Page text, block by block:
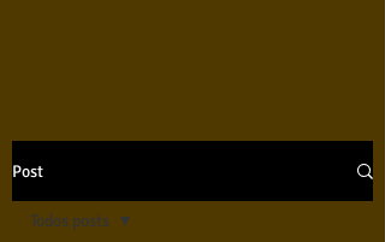
Post
Todos posts